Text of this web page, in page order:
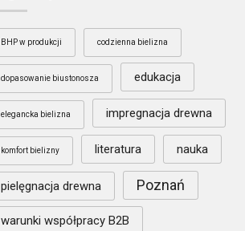
BHP w produkcji codzienna bielizna
dopasowanie biustonosza edukacja
elegancka bielizna impregnacja drewna
komfort bielizny literatura nauka
pielęgnacja drewna Poznań
warunki współpracy B2B